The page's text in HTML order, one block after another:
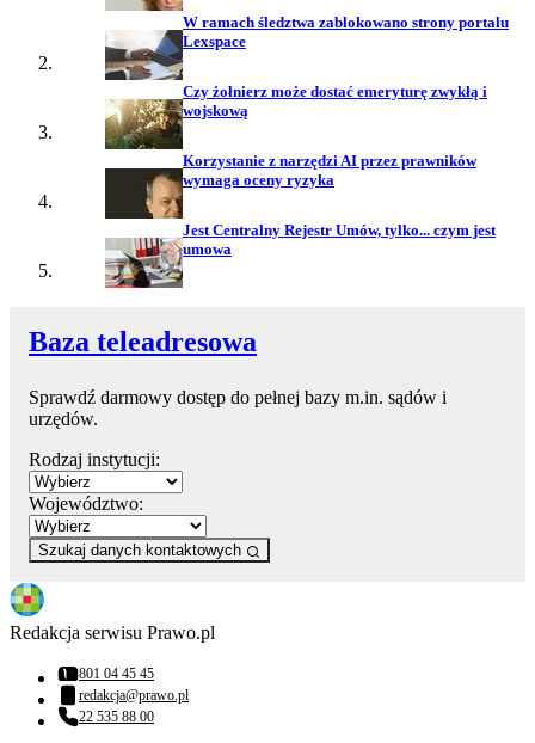
W ramach śledztwa zablokowano strony portalu
Lexspace
Czy żołnierz może dostać emeryturę zwykłą i
wojskową
Korzystanie z narzędzi AI przez prawników
wymaga oceny ryzyka
Jest Centralny Rejestr Umów, tylko... czym jest
umowa
Baza teleadresowa
Sprawdź darmowy dostęp do pełnej bazy m.in. sądów i
urzędów.
Rodzaj instytucji:
Województwo:
Szukaj danych kontaktowych
Redakcja serwisu Prawo.pl
Numer telefonu:
801 04 45 45
Adres email:
redakcja@prawo.pl
Numer telefonu:
22 535 88 00